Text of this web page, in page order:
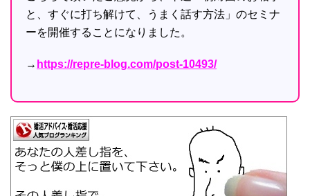
と、すぐに打ち解けて、うまく話す方法」のセミナ
ーを開催することになりました。
→ https://repre-blog.com/post-10493/